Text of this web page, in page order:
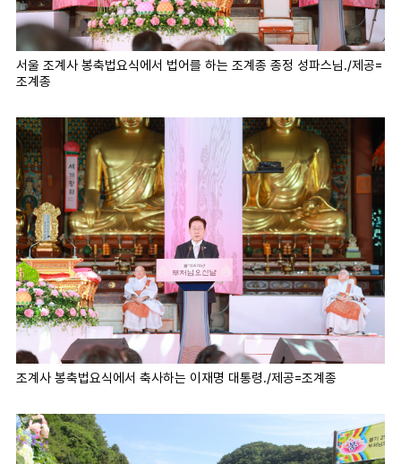
서울 조계사 봉축법요식에서 법어를 하는 조계종 종정 성파스님./제공=
조계종
조계사 봉축법요식에서 축사하는 이재명 대통령./제공=조계종